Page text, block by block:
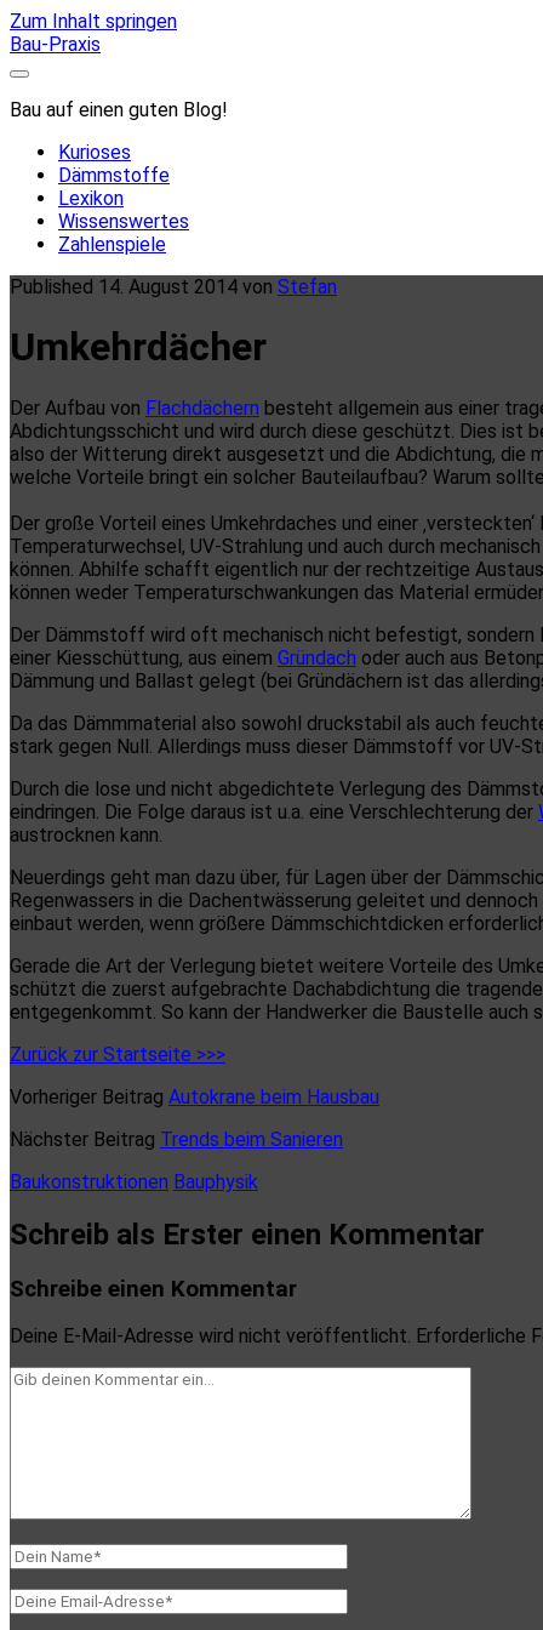
Zum Inhalt springen
Bau-Praxis
Bau auf einen guten Blog!
Kurioses
Dämmstoffe
Lexikon
Wissenswertes
Zahlenspiele
Published 14. August 2014 von Stefan
Umkehrdächer
Der Aufbau von Flachdächern besteht allgemein aus einer
Abdichtungsschicht und wird durch diese geschützt. Dies ist
also der Witterung direkt ausgesetzt und die Abdichtung, die
welche Vorteile bringt ein solcher Bauteilaufbau? Warum
Der große Vorteil eines Umkehrdaches und einer
Temperaturwechsel, UV-Strahlung und auch durch
können. Abhilfe schafft eigentlich nur der rechtzeitige
können weder Temperaturschwankungen das Material
Der Dämmstoff wird oft mechanisch nicht befestigt,
einer Kiesschüttung, aus einem Gründach oder auch aus
Dämmung und Ballast gelegt (bei Gründächern ist das
Da das Dämmmaterial also sowohl druckstabil als auch
stark gegen Null. Allerdings muss dieser Dämmstoff vor UV-
Durch die lose und nicht abgedichtete Verlegung des
eindringen. Die Folge daraus ist u.a. eine Verschlechterung der
austrocknen kann.
Neuerdings geht man dazu über, für Lagen über der
Regenwassers in die Dachentwässerung geleitet und
einbaut werden, wenn größere Dämmschichtdicken
Gerade die Art der Verlegung bietet weitere Vorteile des
schützt die zuerst aufgebrachte Dachabdichtung die
entgegenkommt. So kann der Handwerker die Baustelle
Zurück zur Startseite >>>
Vorheriger Beitrag Autokrane beim Hausbau
Nächster Beitrag Trends beim Sanieren
Baukonstruktionen Bauphysik
Schreib als Erster einen Kommentar
Schreibe einen Kommentar
Deine E-Mail-Adresse wird nicht veröffentlicht. Erforderliche
Dein
Dein
Deine